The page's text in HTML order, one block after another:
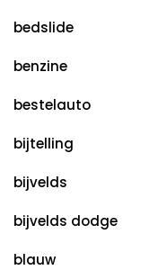
bedslide
benzine
bestelauto
bijtelling
bijvelds
bijvelds dodge
blauw